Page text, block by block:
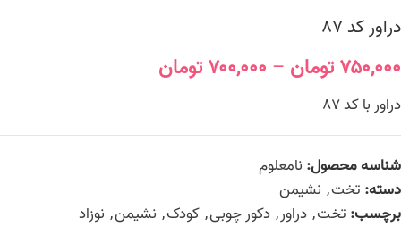
دراور کد 87
۷۵۰,۰۰۰تومان – ۷۰۰,۰۰۰تومان
دراور با کد 87
شناسه محصول: نامعلوم
دسته: تخت, نشیمن
برچسب: تخت, دراور, دکور چوبی, کودک, نشیمن, نوزاد